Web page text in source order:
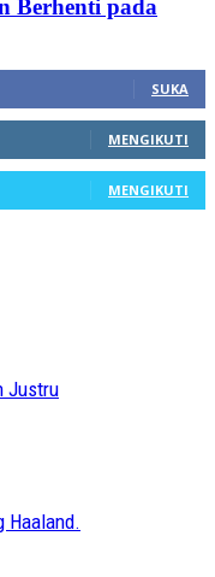
Berhenti pada
SUKA
MENGIKUTI
MENGIKUTI
Justru
Haaland.